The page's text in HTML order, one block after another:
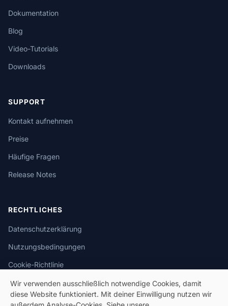
Dokumentation
Blog
Video-Tutorials
Downloads
SUPPORT
Kontakt aufnehmen
Preise
Häufige Fragen
Release Notes
RECHTLICHES
Datenschutzerklärung
Nutzungsbedingungen
Cookie-Richtlinie
Wir verwenden ausschließlich notwendige Cookies, damit
diese Website funktioniert. Mit deiner Einwilligung nutzen wir